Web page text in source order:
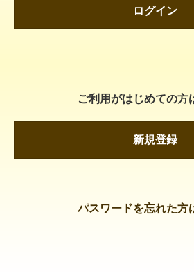
ログイン
ご利用がはじめての方
新規登録
パスワードを忘れた方